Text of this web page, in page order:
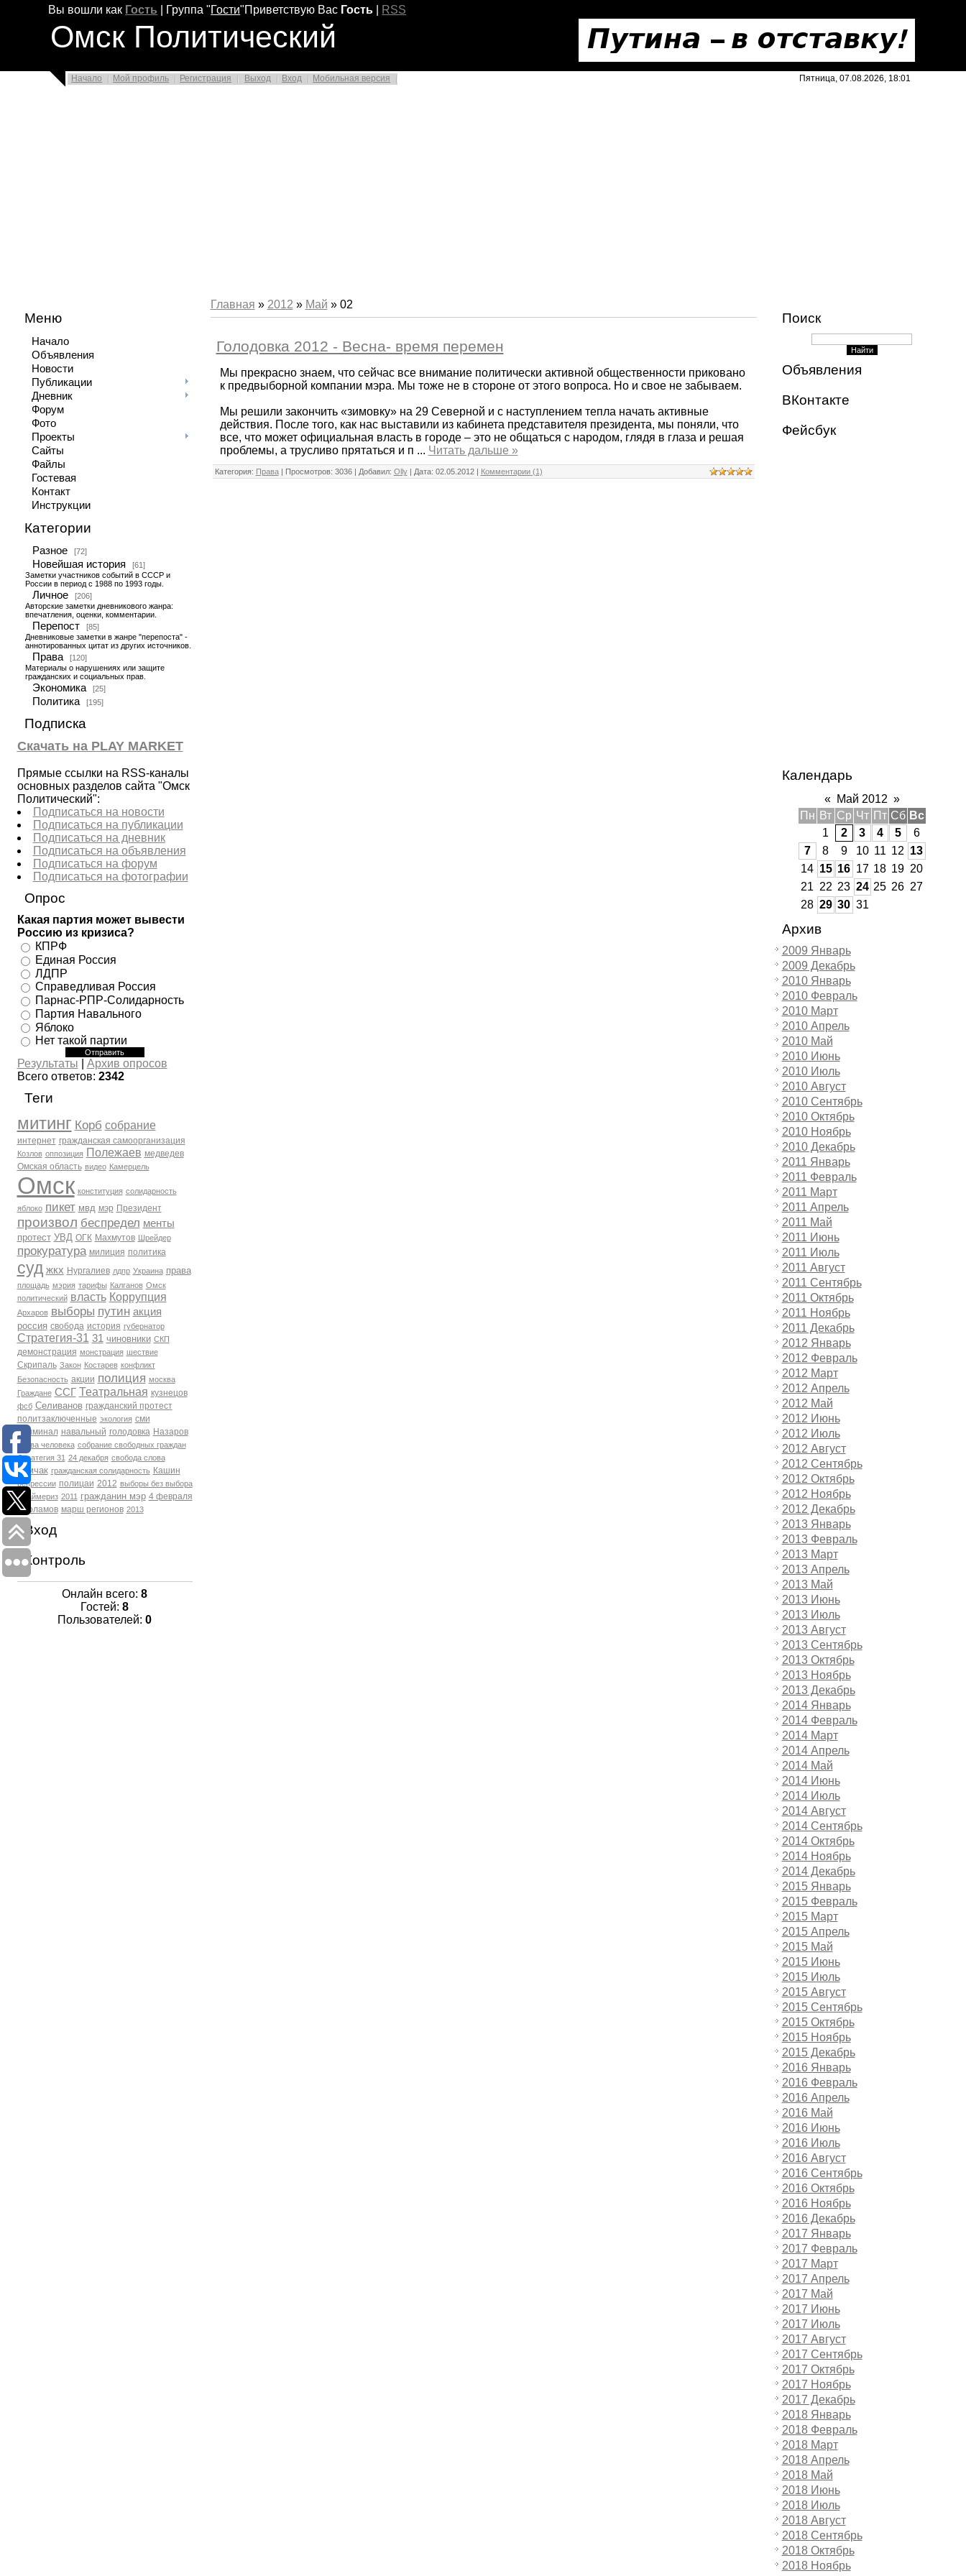
Вы вошли как Гость Группа "Гости"Приветствую Вас Гость RSS
Омск Политический
Начало Мой профиль Регистрация Выход Вход Мобильная версия Пятница, 07.08.2026, 18:01
Меню
Начало
Объявления
Новости
Публикации
Дневник
Форум
Фото
Проекты
Сайты
Файлы
Гостевая
Контакт
Инструкции
Категории
Разное [72]
Новейшая история
[61]
Заметки участников событий в СССР и
России в период с 1988 по 1993 годы.
Личное
[206]
Авторские заметки дневникового жанра:
впечатления, оценки, комментарии.
Перепост
[85]
Дневниковые заметки в жанре "перепоста" -
аннотированных цитат из других источников.
Права
[120]
Материалы о нарушениях или защите
гражданских и социальных прав.
Экономика [25]
Политика [195]
Подписка
Скачать на PLAY MARKET
Прямые ссылки на RSS-каналы
основных разделов сайта "Омск
Политический":
Подписаться на новости
Подписаться на публикации
Подписаться на дневник
Подписаться на объявления
Подписаться на форум
Подписаться на фотографии
Опрос
Какая партия может вывести
Россию из кризиса?
КПРФ
Единая Россия
ЛДПР
Справедливая Россия
Парнас-РПР-Солидарность
Партия Навального
Яблоко
Нет такой партии
Результаты
Архив опросов
Всего ответов: 2342
Теги
митинг Корб собрание
интернет гражданская самоорганизация
Козлов оппозиция Полежаев медведев
Омская область видео Камерцель
Омск конституция солидарность
яблоко пикет мвд мэр Президент
произвол беспредел менты
протест УВД ОГК Махмутов Шрейдер
прокуратура милиция политика
суд жкх Нургалиев лдпр Украина права
площадь мэрия тарифы Калганов Омск
политический власть Коррупция
Архаров выборы путин акция
россия свобода история губернатор
Стратегия-31 31 чиновники СКП
демонстрация монстрация шествие
Скрипаль Закон Костарев конфликт
Безопасность акции полиция москва
Граждане ССГ Театральная кузнецов
фсб Селиванов гражданский протест
политзаключенные экология сми
Криминал навальный голодовка Назаров
права человека собрание свободных граждан
Стратегия 31 24 декабря свобода слова
Томчак гражданская солидарность Кашин
репрессии полицаи 2012 выборы без выбора
Праймериз 2011 гражданин мэр 4 февраля
Варламов марш регионов 2013
Вход
Контроль
Онлайн всего: 8
Гостей: 8
Пользователей: 0
Главная » 2012 » Май » 02
Голодовка 2012 - Весна- время перемен
Мы прекрасно знаем, что сейчас все внимание политически активной общественности приковано
к предвыборной компании мэра. Мы тоже не в стороне от этого вопроса. Но и свое не забываем.
Мы решили закончить «зимовку» на 29 Северной и с наступлением тепла начать активные
действия. После того, как нас выставили из кабинета представителя президента, мы поняли, что
все, что может официальная власть в городе – это не общаться с народом, глядя в глаза и решая
проблемы, а трусливо прятаться и п ... Читать дальше »
Категория: Права| Просмотров: 3036 | Добавил: Olly| Дата: 02.05.2012| Комментарии (1)
Поиск
Объявления
ВКонтакте
Фейсбук
Календарь
« Май 2012 »
Пн Вт Ср Чт Пт Сб Вс
1
2 3 4 5
6
7
8 9 10 11 12 13
14 15 16 17 18 19 20
21 22 23 24 25 26 27
28 29 30 31
Архив
2009 Январь
2009 Декабрь
2010 Январь
2010 Февраль
2010 Март
2010 Апрель
2010 Май
2010 Июнь
2010 Июль
2010 Август
2010 Сентябрь
2010 Октябрь
2010 Ноябрь
2010 Декабрь
2011 Январь
2011 Февраль
2011 Март
2011 Апрель
2011 Май
2011 Июнь
2011 Июль
2011 Август
2011 Сентябрь
2011 Октябрь
2011 Ноябрь
2011 Декабрь
2012 Январь
2012 Февраль
2012 Март
2012 Апрель
2012 Май
2012 Июнь
2012 Июль
2012 Август
2012 Сентябрь
2012 Октябрь
2012 Ноябрь
2012 Декабрь
2013 Январь
2013 Февраль
2013 Март
2013 Апрель
2013 Май
2013 Июнь
2013 Июль
2013 Август
2013 Сентябрь
2013 Октябрь
2013 Ноябрь
2013 Декабрь
2014 Январь
2014 Февраль
2014 Март
2014 Апрель
2014 Май
2014 Июнь
2014 Июль
2014 Август
2014 Сентябрь
2014 Октябрь
2014 Ноябрь
2014 Декабрь
2015 Январь
2015 Февраль
2015 Март
2015 Апрель
2015 Май
2015 Июнь
2015 Июль
2015 Август
2015 Сентябрь
2015 Октябрь
2015 Ноябрь
2015 Декабрь
2016 Январь
2016 Февраль
2016 Апрель
2016 Май
2016 Июнь
2016 Июль
2016 Август
2016 Сентябрь
2016 Октябрь
2016 Ноябрь
2016 Декабрь
2017 Январь
2017 Февраль
2017 Март
2017 Апрель
2017 Май
2017 Июнь
2017 Июль
2017 Август
2017 Сентябрь
2017 Октябрь
2017 Ноябрь
2017 Декабрь
2018 Январь
2018 Февраль
2018 Март
2018 Апрель
2018 Май
2018 Июнь
2018 Июль
2018 Август
2018 Сентябрь
2018 Октябрь
2018 Ноябрь